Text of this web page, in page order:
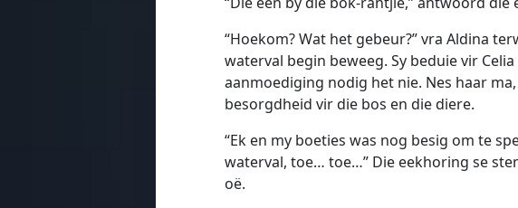
“Hoekom? Wat het gebeur?” vra Aldina
waterval begin beweeg. Sy beduie vir
aanmoediging nodig het nie. Nes haar
besorgdheid vir die bos en die diere.
“Ek en my boeties was nog besig om te
waterval, toe… toe…” Die eekhoring se
oë.